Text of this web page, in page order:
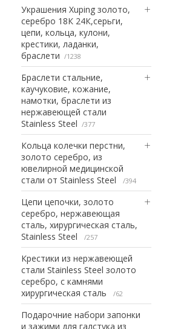
Украшения Xuping золото,
серебро 18К 24К,серьги,
цепи, кольца, кулони,
крестики, ладанки,
браслети
1238
Браслети стальние,
каучуковие, кожание,
намотки, браслети из
нержавеющей стали
Stainless Steel
377
Кольца колечки перстни,
золото серебро, из
ювелирной медицинской
стали от Stainless Steel
394
Цепи цепочки, золото
серебро, нержавеющая
сталь, хирургическая сталь,
Stainless Steel
257
Крестики из нержавеющей
стали Stainless Steel золото
серебро, с камнями
хирургическая сталь
62
Подарочние набори запонки
и зажими для галстука из